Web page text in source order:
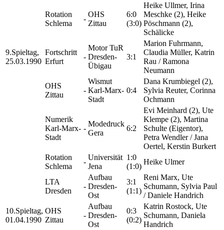
Rotation
Schlema
-
OHS
Zittau
6:0
(3:0)
Heike Ullmer, Irina
Meschke (2), Heike
Pöschmann (2),
Schälicke
9.Spieltag,
25.03.1990
Fortschritt
Erfurt
-
Motor TuR
Dresden-
Übigau
3:1
Marion Fuhrmann,
Claudia Müller, Katrin
Rau / Ramona
Neumann
OHS
Zittau
-
Wismut
Karl-Marx-
Stadt
0:4
Dana Krumbiegel (2),
Sylvia Reuter, Corinna
Ochmann
Numerik
Karl-Marx-
Stadt
-
Modedruck
Gera
6:2
Evi Meinhard (2), Ute
Klempe (2), Martina
Schulte (Eigentor),
Petra Wendler / Jana
Oertel, Kerstin Burkert
Rotation
Schlema
-
Universität
Jena
1:0
(1:0)
Heike Ulmer
LTA
Dresden
-
Aufbau
Dresden-
Ost
3:1
(1:1)
Reni Marx, Ute
Schumann, Sylvia Paul
/ Daniele Handrich
10.Spieltag,
01.04.1990
OHS
Zittau
-
Aufbau
Dresden-
Ost
0:3
(0:2)
Katrin Rostock, Ute
Schumann, Daniela
Handrich